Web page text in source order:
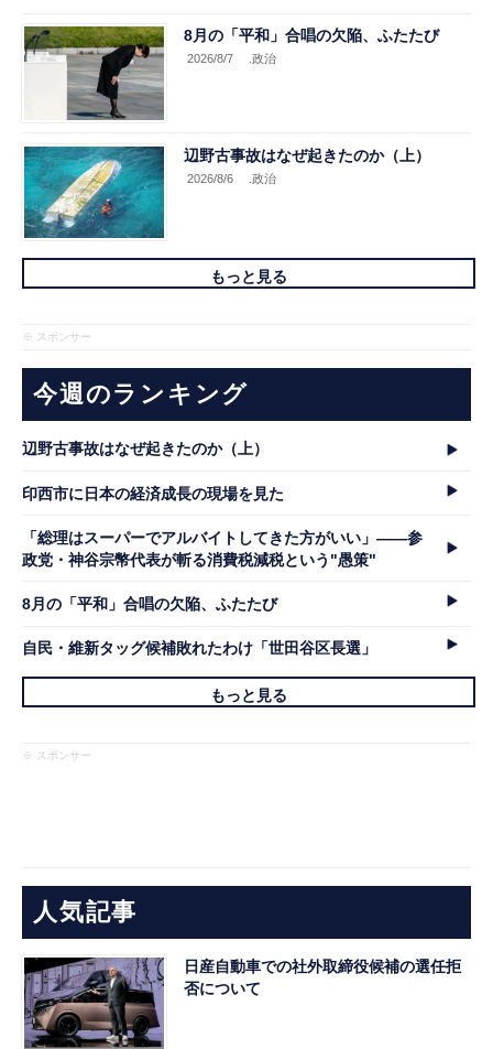
8月の「平和」合唱の欠陥、ふたたび
2026/8/7 .政治
辺野古事故はなぜ起きたのか（上）
2026/8/6 .政治
もっと見る
※ スポンサー
今週のランキング
辺野古事故はなぜ起きたのか（上）
印西市に日本の経済成長の現場を見た
「総理はスーパーでアルバイトしてきた方がいい」――参
政党・神谷宗幣代表が斬る消費税減税という"愚策"
8月の「平和」合唱の欠陥、ふたたび
自民・維新タッグ候補敗れたわけ「世田谷区長選」
もっと見る
※ スポンサー
人気記事
日産自動車での社外取締役候補の選任拒
否について